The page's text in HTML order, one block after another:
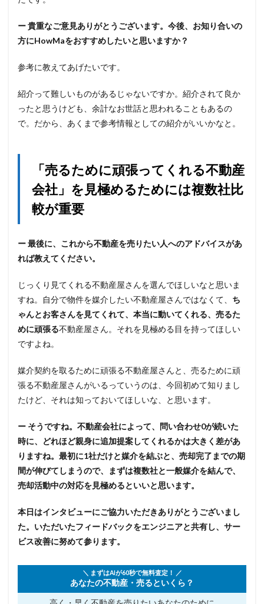
ー 貴重なご意見ありがとうございます。 今後、お知り合いの
方にHowMaをおすすめしたいと思いますか？
参考に教えてあげたいです。
紹介って難しいものがあるじゃないですか。紹介されて良か
ったと思うけども、余計なお世話と思われることもあるの
で。だから、あくまで参考情報としての紹介がいいかなと。
「売るために頑張ってくれる不動産
会社」を見極めるためには複数社比
較が重要
ー 最後に、これから不動産を売りたい人へのアドバイスがあ
れば教えてください。
じっくり見てくれる不動産屋さんを選んでほしいなと思いま
すね。自分で物件を媒介したい不動産屋さんではなくて、 ち
ゃんとお客さんを見てくれて、本当に動いてくれる、売るた
めに頑張る不動産屋さん。それを見極める目を持ってほしい
ですよね。
媒介契約を取るために頑張る不動産屋さんと、売るために頑
張る不動産屋さんがいるっていうのは、今回初めて知りまし
たけど、それは知っておいてほしいな、と思います。
ー そうですね。不動産会社によって、問い合わせ0が続いた
時に、どれほど親身に追加提案してくれるかは大きく差があ
りますね。最初に1社だけと媒介を結ぶと、売却完了までの期
間が伸びてしまうので、まずは複数社と一般媒介を結んで、
売却活動中の対応を見極めるといいと思います。
本日はインタビューにご協力いただきありがとうございまし
た。いただいたフィードバックをエンジニアと共有し、サー
ビス改善に努めて参ります。
＼ まずはAIが60秒で無料査定！ ／
あなたの不動産・売るといくら？